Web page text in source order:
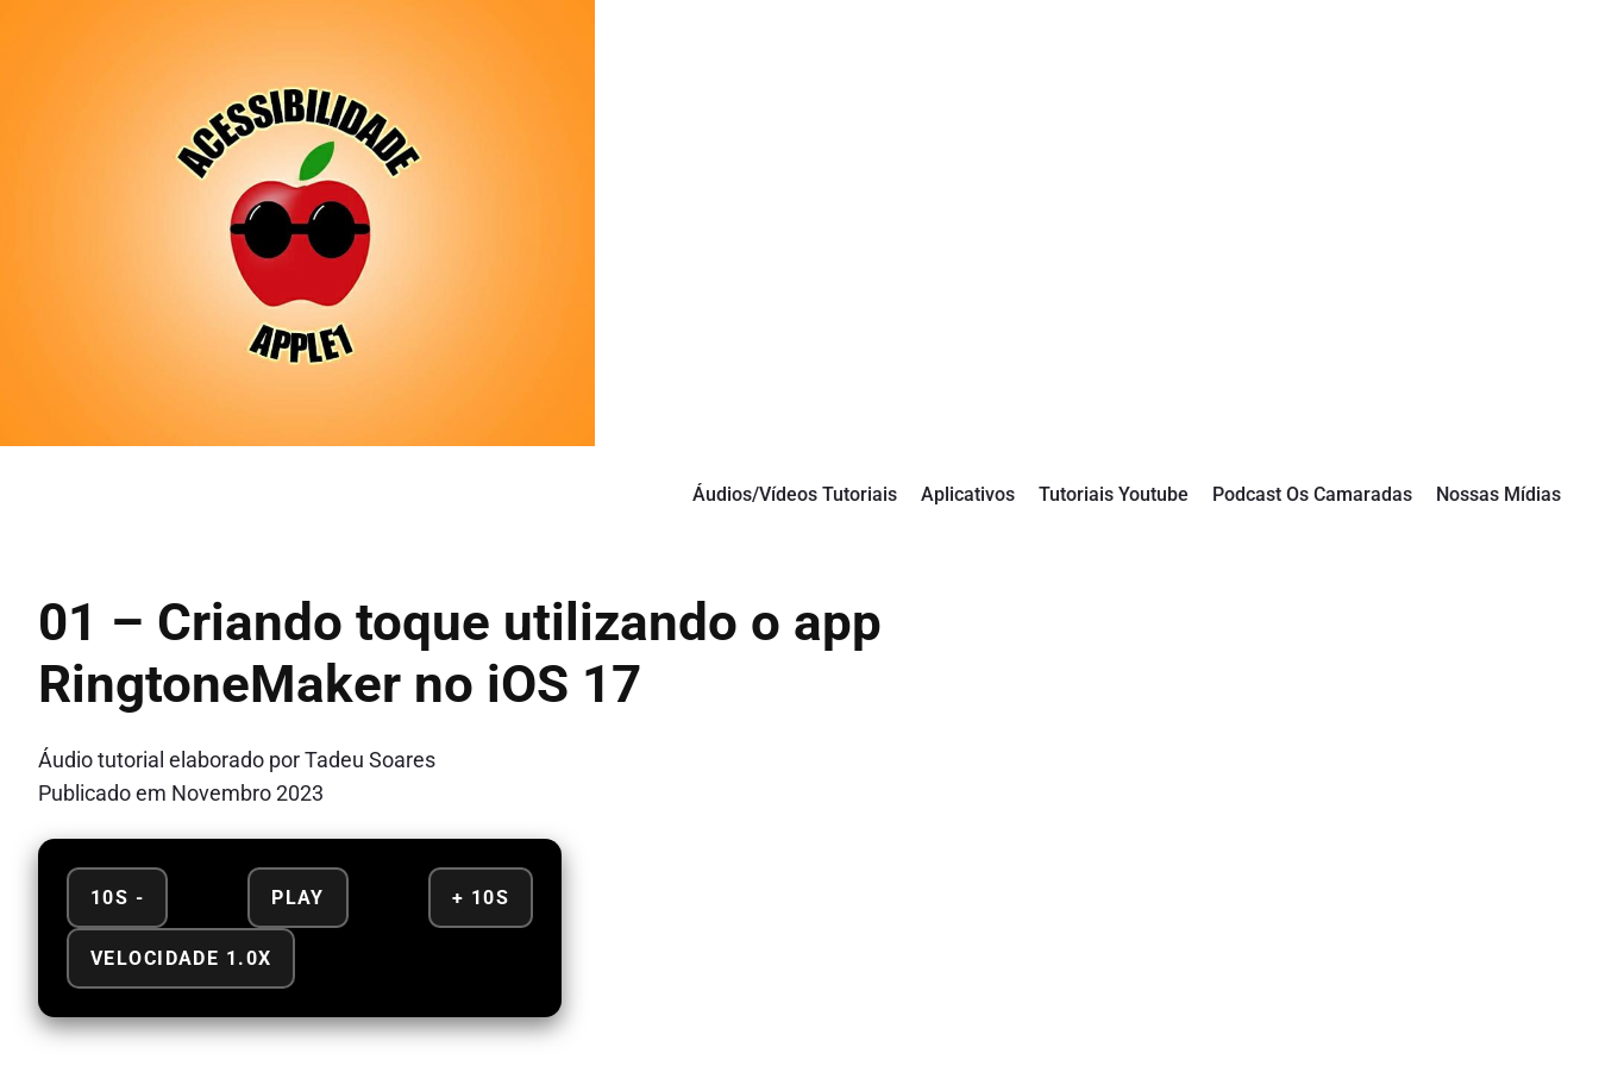
Áudios/Vídeos Tutoriais Aplicativos Tutoriais Youtube Podcast Os Camaradas Nossas Mídias
01 – Criando toque utilizando o app
RingtoneMaker no iOS 17
Áudio tutorial elaborado por Tadeu Soares
Publicado em Novembro 2023
10S - PLAY + 10S
VELOCIDADE 1.0X